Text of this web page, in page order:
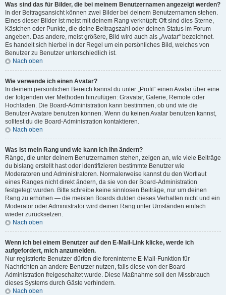
Was sind das für Bilder, die bei meinem Benutzernamen angezeigt werden?
In der Beitragsansicht können zwei Bilder bei deinem Benutzernamen stehen.
Eines dieser Bilder ist meist mit deinem Rang verknüpft: Oft sind dies Sterne,
Kästchen oder Punkte, die deine Beitragszahl oder deinen Status im Forum
angeben. Das andere, meist größere, Bild wird auch als „Avatar“ bezeichnet.
Es handelt sich hierbei in der Regel um ein persönliches Bild, welches von
Benutzer zu Benutzer unterschiedlich ist.
Nach oben
Wie verwende ich einen Avatar?
In deinem persönlichen Bereich kannst du unter „Profil“ einen Avatar über eine
der folgenden vier Methoden hinzufügen: Gravatar, Galerie, Remote oder
Hochladen. Die Board-Administration kann bestimmen, ob und wie die
Benutzer Avatare benutzen können. Wenn du keinen Avatar benutzen kannst,
solltest du die Board-Administration kontaktieren.
Nach oben
Was ist mein Rang und wie kann ich ihn ändern?
Ränge, die unter deinem Benutzernamen stehen, zeigen an, wie viele Beiträge
du bislang erstellt hast oder identifizieren bestimmte Benutzer wie
Moderatoren und Administratoren. Normalerweise kannst du den Wortlaut
eines Ranges nicht direkt ändern, da sie von der Board-Administration
festgelegt wurden. Bitte schreibe keine sinnlosen Beiträge, nur um deinen
Rang zu erhöhen — die meisten Boards dulden dieses Verhalten nicht und ein
Moderator oder Administrator wird deinen Rang unter Umständen einfach
wieder zurücksetzen.
Nach oben
Wenn ich bei einem Benutzer auf den E-Mail-Link klicke, werde ich
aufgefordert, mich anzumelden.
Nur registrierte Benutzer dürfen die foreninterne E-Mail-Funktion für
Nachrichten an andere Benutzer nutzen, falls diese von der Board-
Administration freigeschaltet wurde. Diese Maßnahme soll den Missbrauch
dieses Systems durch Gäste verhindern.
Nach oben